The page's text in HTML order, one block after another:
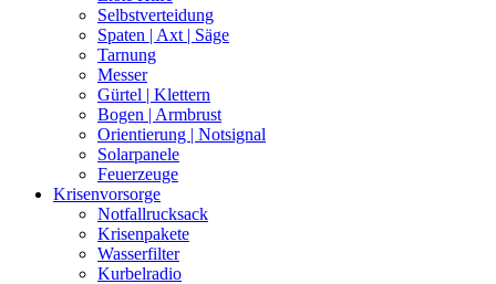
Selbstverteidung
Spaten | Axt | Säge
Tarnung
Messer
Gürtel | Klettern
Bogen | Armbrust
Orientierung | Notsignal
Solarpanele
Feuerzeuge
Krisenvorsorge
Notfallrucksack
Krisenpakete
Wasserfilter
Kurbelradio